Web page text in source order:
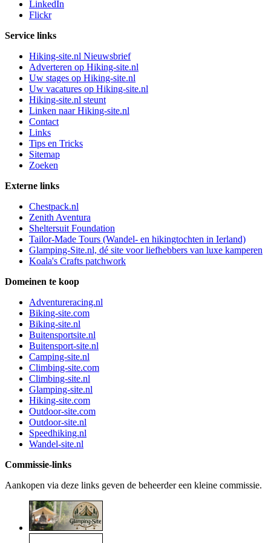
LinkedIn
Flickr
Service links
Hiking-site.nl Nieuwsbrief
Adverteren op Hiking-site.nl
Uw stages op Hiking-site.nl
Uw vacatures op Hiking-site.nl
Hiking-site.nl steunt
Linken naar Hiking-site.nl
Contact
Links
Tips en Tricks
Sitemap
Zoeken
Externe links
Chestpack.nl
Zenith Aventura
Sheltersuit Foundation
Tailor-Made Tours (Wandel- en hikingtochten in Ierland)
Glamping-Site.nl, dé site voor liefhebbers van luxe kamperen
Koala's Crafts patchwork
Domeinen te koop
Adventureracing.nl
Biking-site.com
Biking-site.nl
Buitensportsite.nl
Buitensport-site.nl
Camping-site.nl
Climbing-site.com
Climbing-site.nl
Glamping-site.nl
Hiking-site.com
Outdoor-site.com
Outdoor-site.nl
Speedhiking.nl
Wandel-site.nl
Commissie-links
Aankopen via deze links geven de beheerder een kleine commissie.